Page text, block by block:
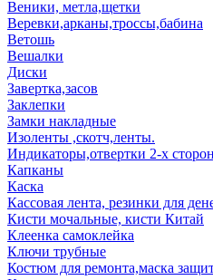
Веники, метла,щетки
Веревки,арканы,троссы,бабина
Ветошь
Вешалки
Диски
Завертка,засов
Заклепки
Замки накладные
Изоленты ,скотч,ленты.
Индикаторы,отвертки 2-х
Капканы
Каска
Кассовая лента, резинки для
Кисти мочальные, кисти Китай
Клеенка самоклейка
Ключи трубные
Костюм для ремонта,маска